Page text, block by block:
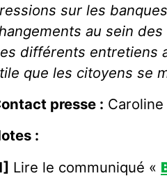
sur les
au sein
différents entretiens
que les citoyens se
presse :
:
Lire le communiqué «